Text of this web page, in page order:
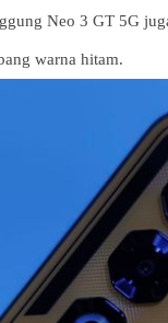
Neo 3 GT 5G
warna hitam.